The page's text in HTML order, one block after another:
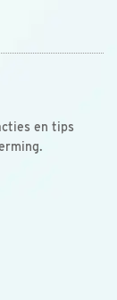
en tips